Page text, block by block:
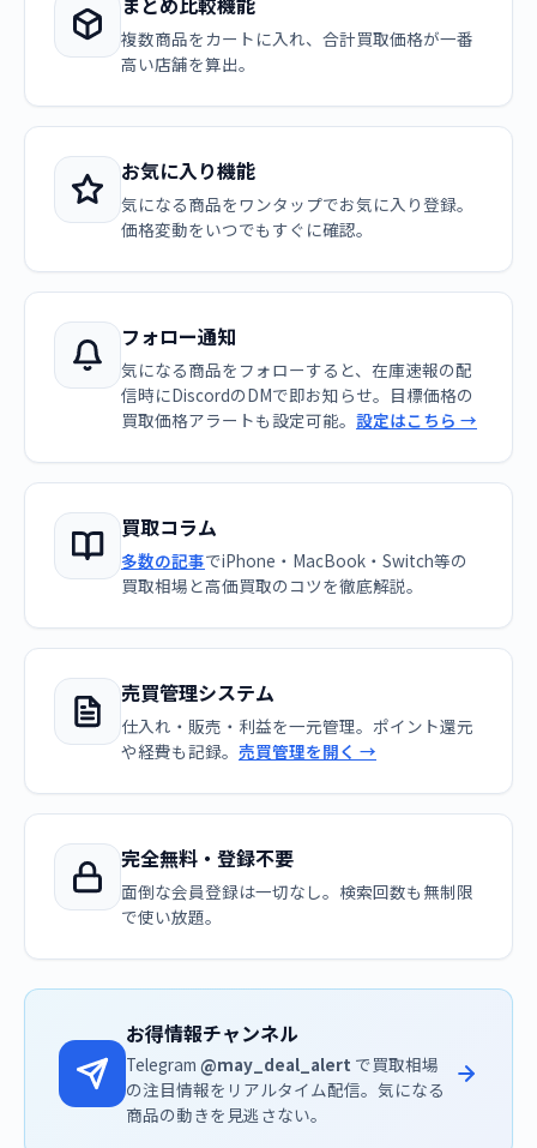
複数商品をカートに入れ、合計買取価格が一番
高い店舗を算出。
お気に入り機能
気になる商品をワンタップでお気に入り登録。
価格変動をいつでもすぐに確認。
フォロー通知
気になる商品をフォローすると、在庫速報の配
信時にDiscordのDMで即お知らせ。目標価格の
買取価格アラートも設定可能。 設定はこちら →
買取コラム
多数の記事でiPhone・MacBook・Switch等の
買取相場と高価買取のコツを徹底解説。
売買管理システム
仕入れ・販売・利益を一元管理。ポイント還元
や経費も記録。 売買管理を開く →
完全無料・登録不要
面倒な会員登録は一切なし。検索回数も無制限
で使い放題。
お得情報チャンネル
Telegram @may_deal_alert で買取相場
の注目情報をリアルタイム配信。気になる
商品の動きを見逃さない。